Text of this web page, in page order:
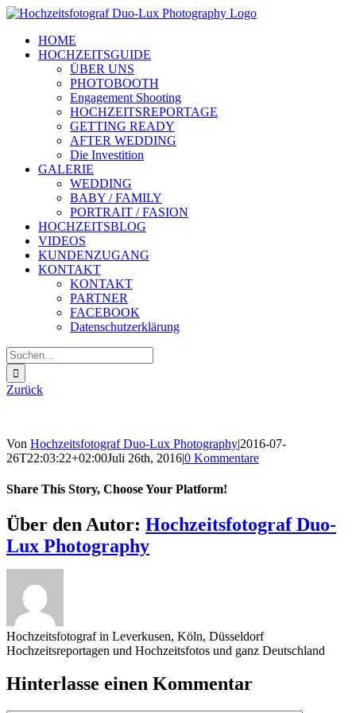
Zum
springenHOME
HOCHZEITSGUIDE
ÜBER UNS
PHOTOBOOTH
Engagement Shooting
HOCHZEITSREPORTAGE
GETTING READY
AFTER WEDDING
Die Investition
GALERIE
WEDDING
BABY / FAMILY
PORTRAIT / FASION
HOCHZEITSBLOG
VIDEOS
KUNDENZUGANG
KONTAKT
KONTAKT
PARTNER
FACEBOOK
Datenschutzerklärung
Suche
nach:
Zurück
Von Hochzeitsfotograf Duo-Lux Photography|2016-07-
26T22:03:22+02:00Juli 26th, 2016|0 Kommentare
Share This Story, Choose Your Platform!
Sharing_facebook
Sharing_twitter
Sharing_reddit
Über den Autor: Hochzeitsfotograf Duo-
Lux Photography
Hochzeitsfotograf in Leverkusen, Köln, Düsseldorf
Hochzeitsreportagen und Hochzeitsfotos und ganz Deutschland
Hinterlasse einen Kommentar